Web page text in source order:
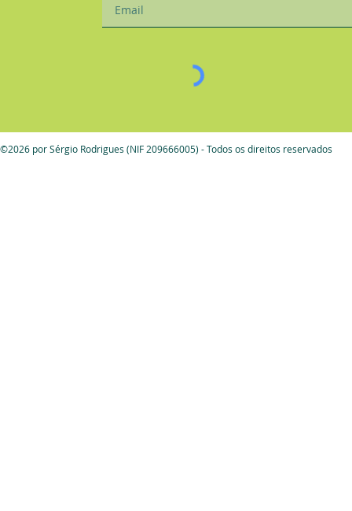
©2026 por Sérgio Rodrigues (NIF 209666005) - Todos os direitos reservados